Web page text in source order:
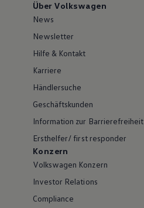
Über Volkswagen
News
Newsletter
Hilfe & Kontakt
Karriere
Händlersuche
Geschäftskunden
Information zur Barrierefreiheit
Ersthelfer/ first responder
Konzern
Volkswagen Konzern
Investor Relations
Compliance